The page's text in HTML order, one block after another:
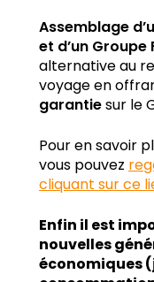
Assemblage
et d’un Groupe
alternative au
voyage en
garantiesur le
Pour en savoir
vous pouvez
cliquant sur ce
Enfin il est
nouvelles
économiques